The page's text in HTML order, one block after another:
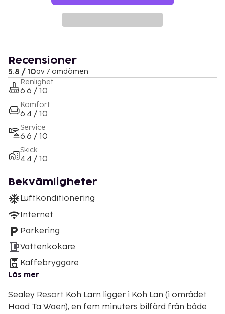
Recensioner
5.8 / 10av 7 omdömen
Renlighet
6.6 / 10
Komfort
6.4 / 10
Service
6.6 / 10
Skick
4.4 / 10
Bekvämligheter
Luftkonditionering
Internet
Parkering
Vattenkokare
Kaffebryggare
Läs mer
Sealey Resort Koh Larn ligger i Koh Lan (i området
Haad Ta Waen), en fem minuters bilfärd från både